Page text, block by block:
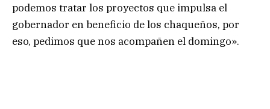
podemos tratar los proyectos que impulsa el
gobernador en beneficio de los chaqueños, por
eso, pedimos que nos acompañen el domingo».